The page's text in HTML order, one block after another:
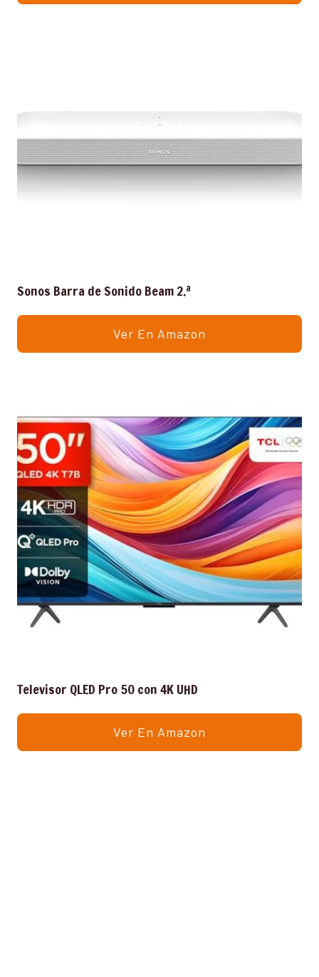
Sonos Barra de Sonido Beam 2.ª
Ver En Amazon
Televisor QLED Pro 50 con 4K UHD
Ver En Amazon